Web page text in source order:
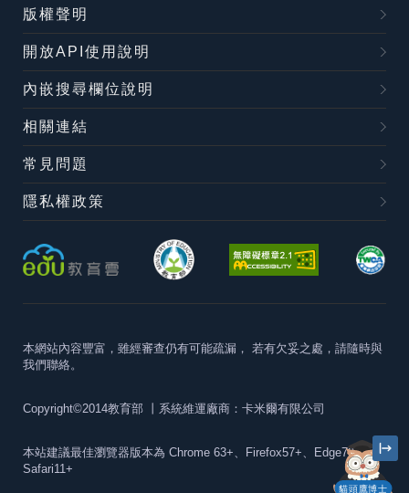
貓頭鷹博士
版權聲明
開放API使用說明
內嵌搜尋欄位說明
相關連結
常見問題
隱私權政策
本網站內容豐富，雖經審查仍有可能疏漏， 若有欠妥之處，請隨時與
我們聯絡。
Copyright©2014教育部 丨系統維運廠商：卡米爾有限公司
本站建議最佳瀏覽器版本為 Chrome 63+、Firefox57+、Edge79+及
Safari11+